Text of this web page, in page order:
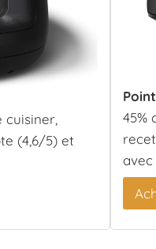
cuisiner,
(4,6/5) et
45%
avec